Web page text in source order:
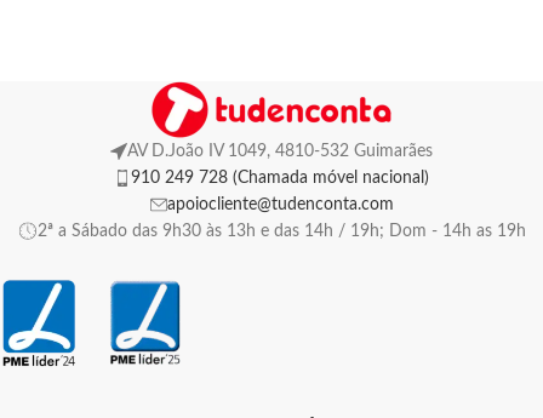
AV D.João IV 1049, 4810-532 Guimarães
910 249 728 (Chamada móvel nacional)
apoiocliente@tudenconta.com
2ª a Sábado das 9h30 às 13h e das 14h / 19h; Dom - 14h as 19h